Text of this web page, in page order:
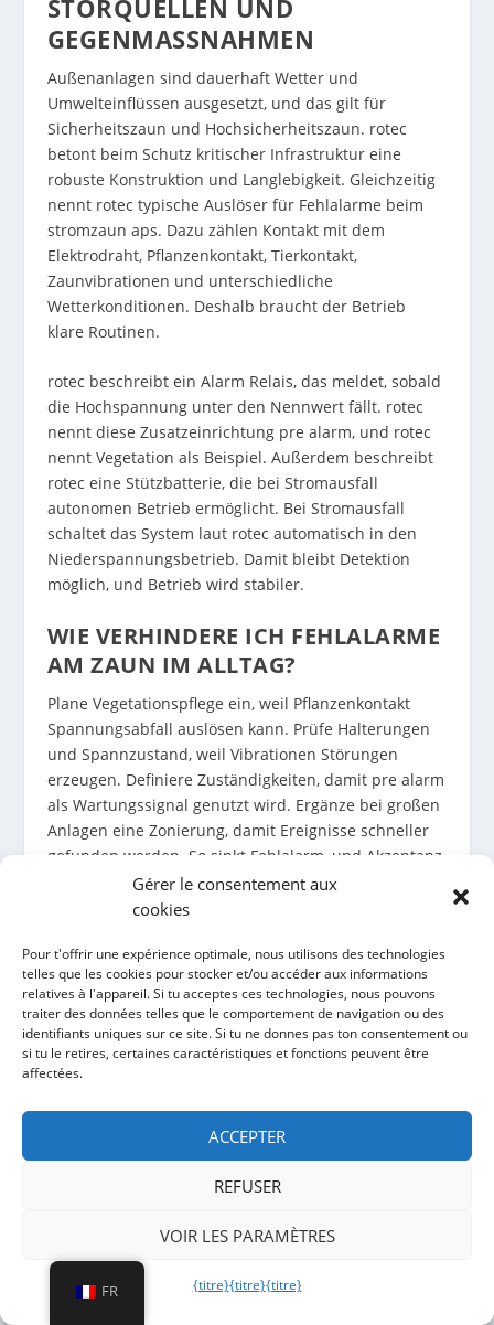
Gérer le consentement aux
cookies
Pour t'offrir une expérience optimale, nous utilisons des technologies
telles que les cookies pour stocker et/ou accéder aux informations
relatives à l'appareil. Si tu acceptes ces technologies, nous pouvons
traiter des données telles que le comportement de navigation ou des
identifiants uniques sur ce site. Si tu ne donnes pas ton consentement ou
si tu le retires, certaines caractéristiques et fonctions peuvent être
affectées.
ACCEPTER
REFUSER
VOIR LES PARAMÈTRES
{titre}{titre}{titre}
STÖRQUELLEN UND
GEGENMASSNAHMEN
Außenanlagen sind dauerhaft Wetter und
Umwelteinflüssen ausgesetzt, und das gilt für
Sicherheitszaun und Hochsicherheitszaun. rotec
betont beim Schutz kritischer Infrastruktur eine
robuste Konstruktion und Langlebigkeit. Gleichzeitig
nennt rotec typische Auslöser für Fehlalarme beim
stromzaun aps. Dazu zählen Kontakt mit dem
Elektrodraht, Pflanzenkontakt, Tierkontakt,
Zaunvibrationen und unterschiedliche
Wetterkonditionen. Deshalb braucht der Betrieb
klare Routinen.
rotec beschreibt ein Alarm Relais, das meldet, sobald
die Hochspannung unter den Nennwert fällt. rotec
nennt diese Zusatzeinrichtung pre alarm, und rotec
nennt Vegetation als Beispiel. Außerdem beschreibt
rotec eine Stützbatterie, die bei Stromausfall
autonomen Betrieb ermöglicht. Bei Stromausfall
schaltet das System laut rotec automatisch in den
Niederspannungsbetrieb. Damit bleibt Detektion
möglich, und Betrieb wird stabiler.
WIE VERHINDERE ICH FEHLALARME
AM ZAUN IM ALLTAG?
Plane Vegetationspflege ein, weil Pflanzenkontakt
Spannungsabfall auslösen kann. Prüfe Halterungen
und Spannzustand, weil Vibrationen Störungen
erzeugen. Definiere Zuständigkeiten, damit pre alarm
als Wartungssignal genutzt wird. Ergänze bei großen
Anlagen eine Zonierung, damit Ereignisse schneller
gefunden werden. So sinkt Fehlalarm, und Akzeptanz
MAN SIE VERMEIDET
Fehler entstehen meist nicht durch Technik, sondern
durch fehlende Planung und fehlende Prozesse.
Deshalb lohnt eine kurze Liste, die in Projekten
immer wieder hilft. Diese Punkte gelten für
Hochsicherheitszaun. Wenn du sie beachtest, wird
der Perimeterschutz im Alltag stabil.
Gegenmaßnahme:Zuständigkeiten
definieren, und Abläufe testen.
Fehler:Tore sind Schwachstellen, und Nutzung
FR